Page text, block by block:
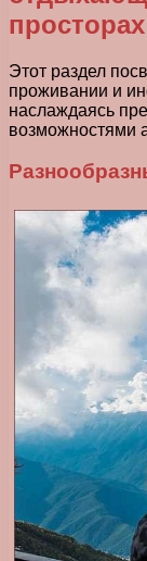
Этот раздел
проживании и
наслаждаясь
возможностями